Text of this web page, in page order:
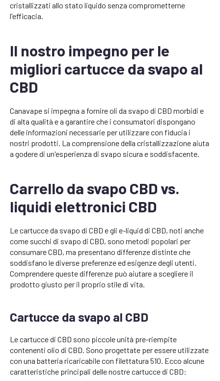
cristallizzati allo stato liquido senza comprometterne
l'efficacia.
Il nostro impegno per le
migliori cartucce da svapo al
CBD
Canavape si impegna a fornire oli da svapo di CBD morbidi e
di alta qualità e a garantire che i consumatori dispongano
delle informazioni necessarie per utilizzare con fiducia i
nostri prodotti. La comprensione della cristallizzazione aiuta
a godere di un'esperienza di svapo sicura e soddisfacente.
Carrello da svapo CBD vs.
liquidi elettronici CBD
Le cartucce da svapo di CBD e gli e-liquid di CBD, noti anche
come succhi di svapo di CBD, sono metodi popolari per
consumare CBD, ma presentano differenze distinte che
soddisfano le diverse preferenze ed esigenze degli utenti.
Comprendere queste differenze può aiutare a scegliere il
prodotto giusto per il proprio stile di vita.
Cartucce da svapo al CBD
Le cartucce di CBD sono piccole unità pre-riempite
contenenti olio di CBD. Sono progettate per essere utilizzate
con una batteria ricaricabile con filettatura 510. Ecco alcune
caratteristiche principali delle nostre cartucce di CBD: